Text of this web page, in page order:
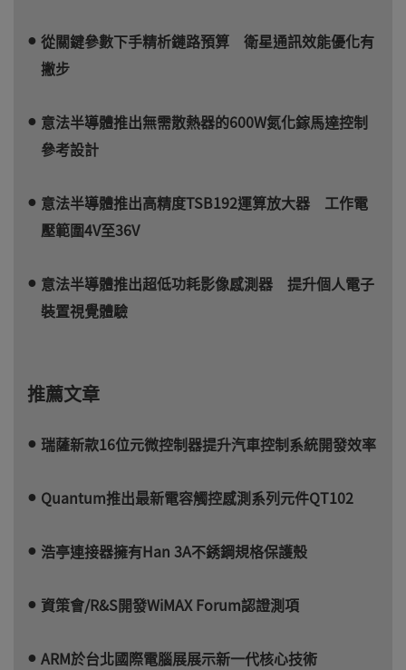
從關鍵參數下手精析鏈路預算 衛星通訊效能優化有
撇步
意法半導體推出無需散熱器的600W氮化鎵馬達控制
參考設計
意法半導體推出高精度TSB192運算放大器 工作電
壓範圍4V至36V
意法半導體推出超低功耗影像感測器 提升個人電子
裝置視覺體驗
推薦文章
瑞薩新款16位元微控制器提升汽車控制系統開發效率
Quantum推出最新電容觸控感測系列元件QT102
浩亭連接器擁有Han 3A不銹鋼規格保護殼
資策會/R&S開發WiMAX Forum認證測項
ARM於台北國際電腦展展示新一代核心技術